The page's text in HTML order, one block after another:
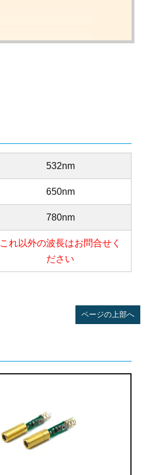
532nm
650nm
780nm
これ以外の波長はお問合せく
ださい
ページの上部へ